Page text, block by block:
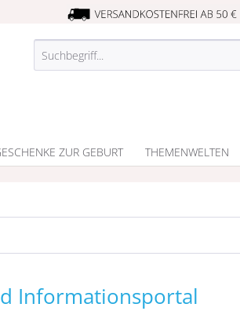
ZUR GEBURT THEMENWELTEN
Informationsportal